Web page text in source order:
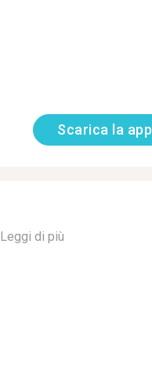
Scarica la app
Leggi di più